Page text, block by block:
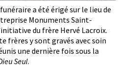
a été érigé sur le lieu de
Monuments Saint-
du frère Hervé Lacroix.
frères y sont gravés avec soin
une dernière fois sous la
Seul.